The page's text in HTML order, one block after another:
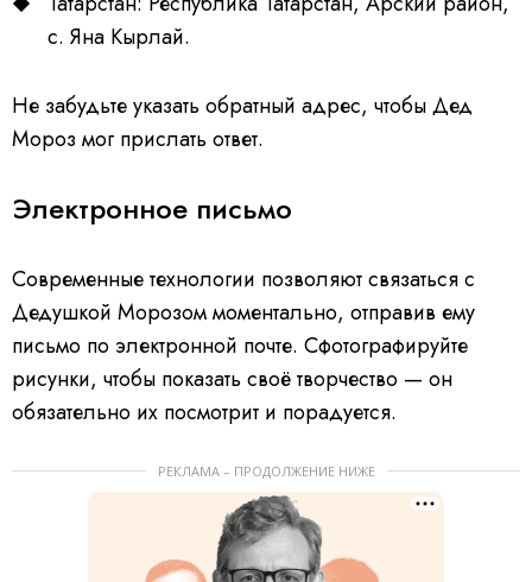
с. Яна Кырлай.
Не забудьте указать обратный адрес, чтобы Дед
Мороз мог прислать ответ.
Электронное письмо
Современные технологии позволяют связаться с
Дедушкой Морозом моментально, отправив ему
письмо по электронной почте. Сфотографируйте
рисунки, чтобы показать своё творчество — он
обязательно их посмотрит и порадуется.
РЕКЛАМА – ПРОДОЛЖЕНИЕ НИЖЕ